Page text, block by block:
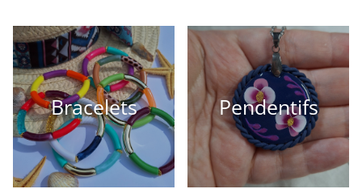
Bracelets Pendentifs